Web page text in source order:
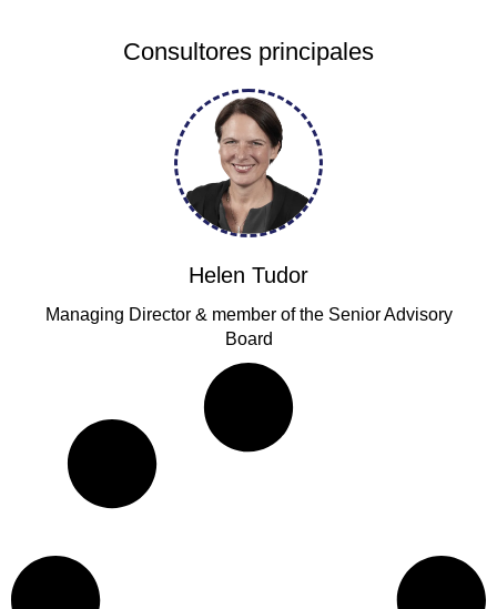
Consultores principales
Helen Tudor
Managing Director & member of the Senior Advisory
Board